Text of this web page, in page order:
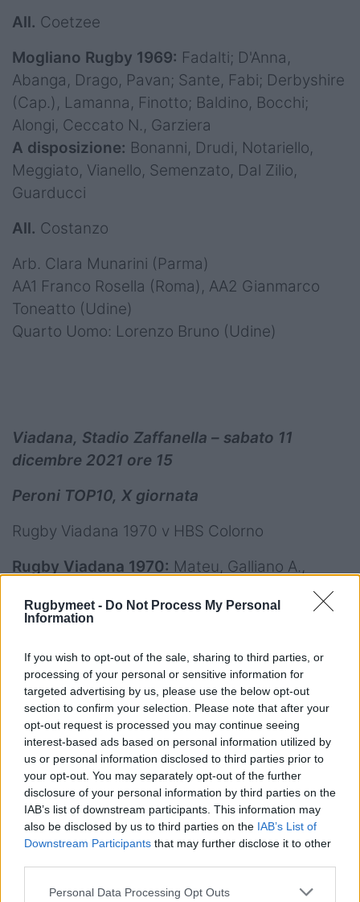
Rugbymeet - Do Not Process My Personal
Information
If you wish to opt-out of the sale, sharing to third parties, or
processing of your personal or sensitive information for
targeted advertising by us, please use the below opt-out
section to confirm your selection. Please note that after your
opt-out request is processed you may continue seeing
interest-based ads based on personal information utilized by
us or personal information disclosed to third parties prior to
your opt-out. You may separately opt-out of the further
disclosure of your personal information by third parties on the
IAB’s list of downstream participants. This information may
also be disclosed by us to third parties on the IAB’s List of
Downstream Participants that may further disclose it to other
Personal Data Processing Opt Outs
All. Coetzee
Mogliano Rugby 1969: Fadalti; D'Anna,
Abanga, Drago, Pavan; Sante, Fabi; Derbyshire
(Cap.), Lamanna, Finotto; Baldino, Bocchi;
Alongi, Ceccato N., Garziera
A disposizione: Bonanni, Drudi, Notariello,
Meggiato, Vianello, Semenzato, Dal Zilio,
Guarducci
All. Costanzo
Arb. Clara Munarini (Parma)
AA1 Franco Rosella (Roma), AA2 Gianmarco
Toneatto (Udine)
Quarto Uomo: Lorenzo Bruno (Udine)
Viadana, Stadio Zaffanella – sabato 11
dicembre 2021 ore 15
Peroni TOP10, X giornata
Rugby Viadana 1970 v HBS Colorno
Rugby Viadana 1970: Mateu, Galliano A.,
Ceballos, Modena, Jannelli, Apperley, Jelic,
Casado Sandri, Locatelli, Wagenpfeil (cap.),
Halalilo.
A disposizione:Schiavon, Sassi, Galliano M.,
Stavile, Rossi, Di Chio, Ferrarini, Quintieri
All.Fernandez
HBS Colorno: Van Tonder; Batista; De Santis,
Pavese; Gesi; Rodriguez, Del Prete; Sapuppo;
Koffi, Sarto (Cap); Butturini, Rebussone;
Booysen, Buondonno L., Appiah
A disposizione: Ferrara, Singh, Valdes;
Granieri, Cicchinelli; Bertoni, Boscolo;